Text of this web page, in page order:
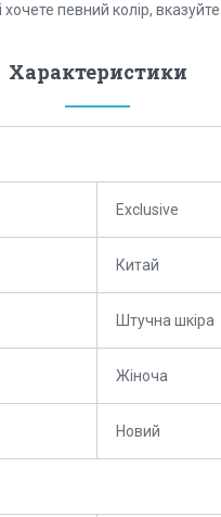
певний колір,
Характеристики
Exclusive
Китай
Штучна шкіра
Жіноча
Новий